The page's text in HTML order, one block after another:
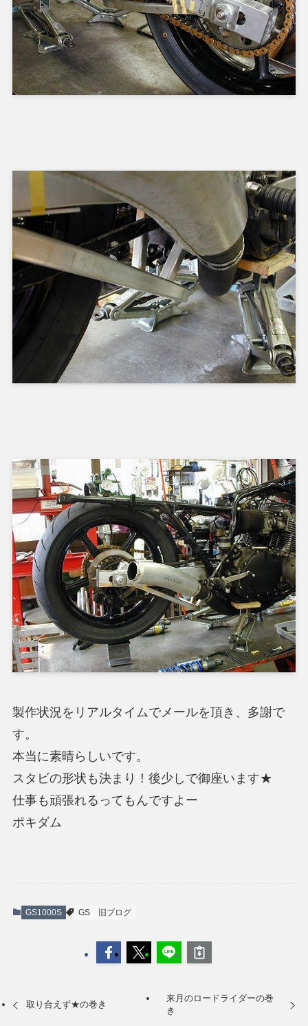
製作状況をリアルタイムでメールを頂き、多謝で
す。
本当に素晴らしいです。
スタビの形状も決まり！後少しで御座います★
仕事も頑張れるってもんですよー
ポキダム
GS1000S GS 旧ブログ
取り合えず★の巻き
来月のロードライダーの巻
き